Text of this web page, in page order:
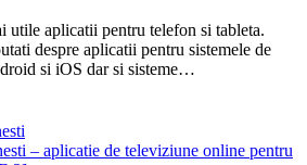
utile aplicatii pentru telefon si tableta.
despre aplicatii pentru sistemele de
si iOS dar si sisteme…
– aplicatie de televiziune online pentru